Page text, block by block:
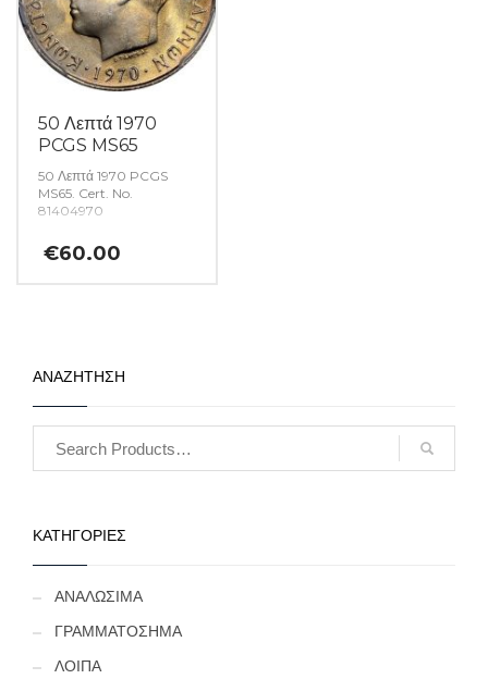
50 Λεπτά 1970
PCGS MS65
50 Λεπτά 1970 PCGS
MS65. Cert. No.
81404970
€60.00
ΑΝΑΖΗΤΗΣΗ
ΚΑΤΗΓΟΡΙΕΣ
ΑΝΑΛΩΣΙΜΑ
ΓΡΑΜΜΑΤΟΣΗΜΑ
ΛΟΙΠΑ